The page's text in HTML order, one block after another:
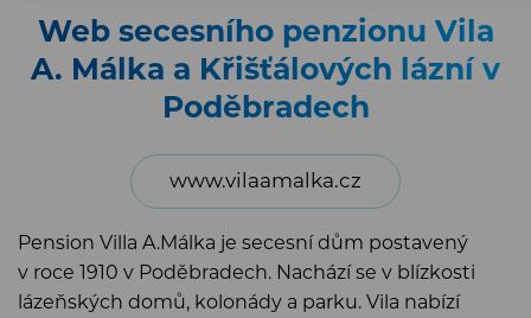
Web secesního penzionu Vila
A. Málka a Křišťálových lázní v
Poděbradech
www.vilaamalka.cz
Pension Villa A.Málka je secesní dům postavený
v roce 1910 v Poděbradech. Nachází se v blízkosti
lázeňských domů, kolonády a parku. Vila nabízí